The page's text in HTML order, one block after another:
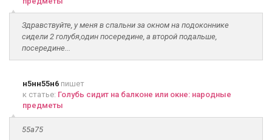
Здравствуйте, у меня в спальни за окном на подоконнике
сидели 2 голубя,один посередине, а второй подальше,
посередине...
н5нн55н6 пишет
к статье: Голубь сидит на балконе или окне: народные
предметы
55а75